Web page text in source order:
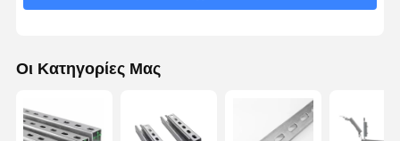
Τραπέζι καλωδίων διαδρομής
Συσκευές για καλώδια
Οι Κατηγορίες Μας